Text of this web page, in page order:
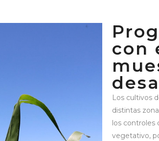
con
Los cultivos
distintas
los controles
vegetativo,